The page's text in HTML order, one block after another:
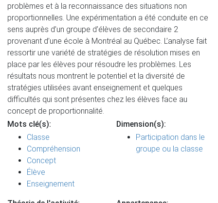
problèmes et à la reconnaissance des situations non
proportionnelles. Une expérimentation a été conduite en ce
sens auprès d’un groupe d’élèves de secondaire 2
provenant d’une école à Montréal au Québec. L’analyse fait
ressortir une variété de stratégies de résolution mises en
place par les élèves pour résoudre les problèmes. Les
résultats nous montrent le potentiel et la diversité de
stratégies utilisées avant enseignement et quelques
difficultés qui sont présentes chez les élèves face au
concept de proportionnalité.
Mots clé(s):
Classe
Compréhension
Concept
Élève
Enseignement
Dimension(s):
Participation dans le
groupe ou la classe